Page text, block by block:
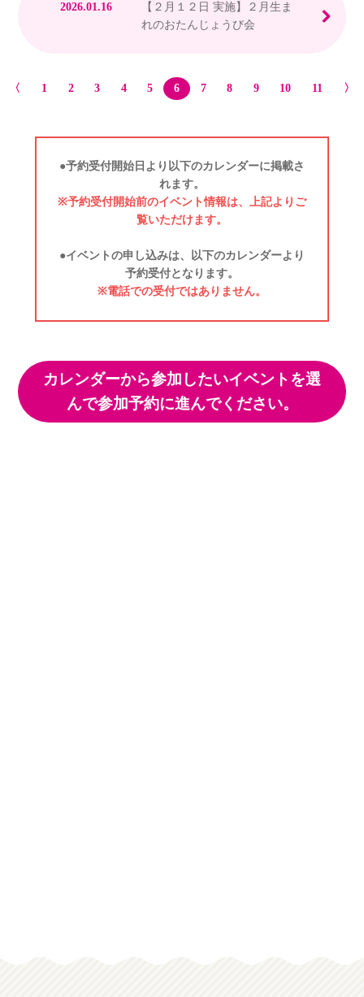
2026.01.16
【２月１２日 実施】２月生ま
れのおたんじょうび会
〈 1 2 3 4 5 6 7 8 9 10 11 〉
●予約受付開始日より以下のカレンダーに掲載さ
れます。
※予約受付開始前のイベント情報は、上記よりご
覧いただけます。
●イベントの申し込みは、以下のカレンダーより
予約受付となります。
※電話での受付ではありません。
カレンダーから参加したいイベントを選
んで参加予約に進んでください。